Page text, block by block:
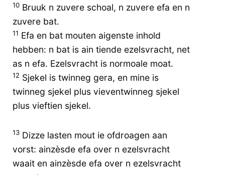
10 Bruuk n zuvere schoal, n zuvere efa en n
zuvere bat.
11 Efa en bat mouten aigenste inhold
hebben: n bat is ain tiende ezelsvracht, net
as n efa. Ezelsvracht is normoale moat.
12 Sjekel is twinneg gera, en mine is
twinneg sjekel plus vieventwinneg sjekel
plus vieftien sjekel.
13 Dizze lasten mout ie ofdroagen aan
vorst: ainzèsde efa over n ezelsvracht
waait en ainzèsde efa over n ezelsvracht